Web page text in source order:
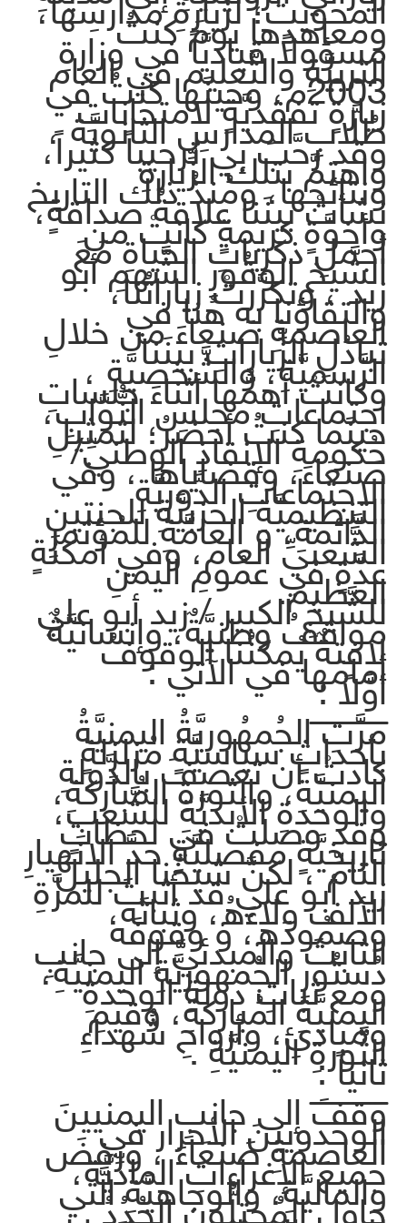
المحويت؛ لزيارةِ مدارسِها،
ومعاهدِها يومَ كنتُ
مسؤولاً قياديَّاً في وزارةِ
التربيَّةِ والتَّعليم في العام
2003م، وحينَها كنتُ في
زيارةٍ تفقديَّةٍ لامتحاناتِ
طُلَّابِ المدارسِ الثانويَّة ،
وقد رحَّبَ بي ترحيباً كثيراً،
واهتمَّ بتلك الزِّيارةِ
ونتائجها، ومُنذُ ذلك التاريخ
نشأتْ بينَنا علاقةُ صداقةٍ،
وأخوَّةٍ كريمةٍ كانتْ من
أجملِ ذكرياتِ الحَياةِ مَعَ
الشَّيخ الوقُورِ الشَّهمِ أبو
زيد ، وتكرَّرتْ زياراتُنا،
والتقاؤنا به هُنا في
العاصمةِ صَنعَاءَ من خلالِ
تبادُلِ الزِّياراتِ بينَنا
الرَّسميَّةِ، والشَّخصيَّةِ ،
وكانتْ أهمُّها أثناءَ جلساتِ
اجتماعاتِ مجلسِ النُّوَّابِ،
حينَما كنتُ أحضرُ؛ لتمثيلِ
حُكومةِ الإنقاذِ الوطنيِّ/
صَنعَاءَ، وقضاياها ، وفي
الاجتماعاتِ الدَّوريَّةِ
التنظيميَّةِ الحزبيَّةِ للجنتينِ
الدَّائمةِ، و العامَّةِ للمُؤتمرِ
الشَّعبيِّ العام، وفي أمكنةٍ
عدَّةٍ في عمُومِ اليمنِ
العظيم.
للشَّيخِ الكبير / زيد أبو علي
مواقفُ وطنيَّةٌ، وإنسانيَّةٌ
لافتةٌ يُمكنُنا الوقوفُ
أمامَها في الآتي :
أوَّلاً :
ــــــــــــــ
مرَّتِ الجُمهُوريَّةُ اليمنيَّةُ
بأحداثٍ سياسيَّةٍ مُزلزِلةٍ
كادتْ أن تعصفَ بالدَّولةِ
اليمنيَّةِ، والثورةِ المُباركةِ،
والوحدةِ الأبديَّةِ للشَّعبِ،
وقد وصلتْ في لحظاتٍ
تاريخيَّةٍ مفصليَّةٍ حدَّ الانهيارِ
التامِّ ، لكنَّ شيخَنا الجليلَ
زيد أبو علي قد أثبتَ للمرَّةِ
الألف ولاءَهُ، وثباتَه،
وصمُودَه، و وقوفَه
الثابتَ والمبدئيَّ إلى جانبِ
دُستُورِ الجُمهوريَّةِ اليمنيَّةِ،
ومع ثباتِ دولةِ الوحدةِ
اليمنيَّةِ المُباركةِ، وقيمِ
ومبادئِ، وأرواحِ شُهداءِ
الثَّورةِ اليمنيَّةِ .
ثانياً :
ــــــــــــــ
وقفَ إلى جانبِ اليمنيينَ
الوحدويينَ الأحرار في
العاصمةِ صَنعَاءَ ، ورفضَ
جميعَ الإغراءاتِ المادِّيَّة،
والماليَّةِ، والوجاهيَّةِ الَّتي
حاول المُحتلُّون الجُدُدُ